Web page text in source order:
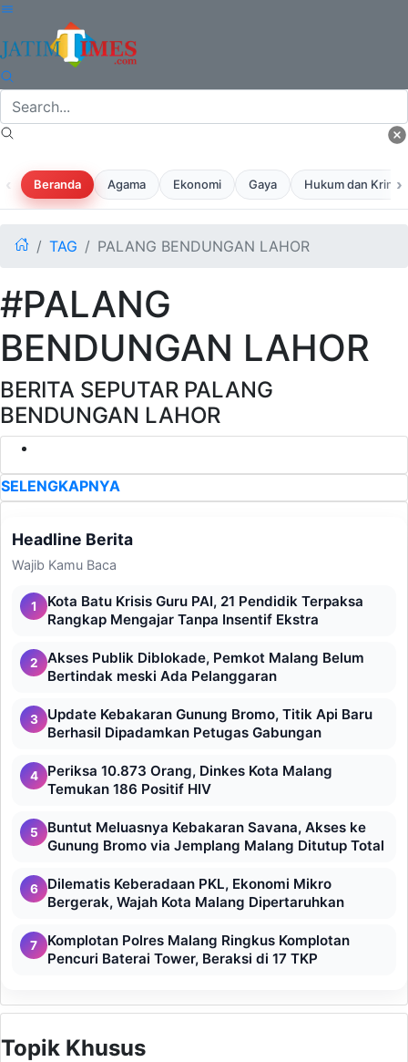
‹ Beranda Agama Ekonomi Gaya Hukum dan ›
TAG PALANG BENDUNGAN LAHOR
#PALANG
BENDUNGAN LAHOR
BERITA SEPUTAR PALANG
BENDUNGAN LAHOR
SELENGKAPNYA
Headline Berita
Wajib Kamu Baca
1
Kota Batu Krisis Guru PAI, 21 Pendidik Terpaksa
Rangkap Mengajar Tanpa Insentif Ekstra
2
Akses Publik Diblokade, Pemkot Malang Belum
Bertindak meski Ada Pelanggaran
3
Update Kebakaran Gunung Bromo, Titik Api Baru
Berhasil Dipadamkan Petugas Gabungan
4
Periksa 10.873 Orang, Dinkes Kota Malang
Temukan 186 Positif HIV
5
Buntut Meluasnya Kebakaran Savana, Akses ke
Gunung Bromo via Jemplang Malang Ditutup Total
6
Dilematis Keberadaan PKL, Ekonomi Mikro
Bergerak, Wajah Kota Malang Dipertaruhkan
7
Komplotan Polres Malang Ringkus Komplotan
Pencuri Baterai Tower, Beraksi di 17 TKP
Topik Khusus